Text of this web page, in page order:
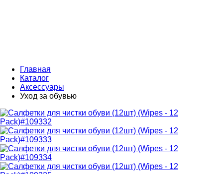
Главная
Каталог
Аксессуары
Уход за обувью